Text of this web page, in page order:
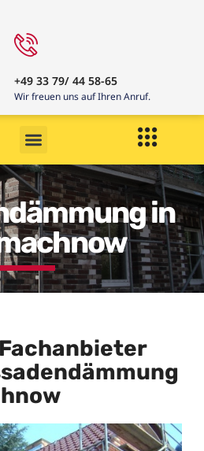
+49 33 79/ 44 58-65
Wir freuen uns auf Ihren Anruf.
in